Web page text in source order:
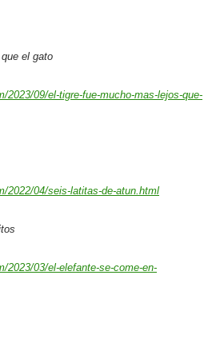
el gato
2023/09/el-tigre-fue-mucho-mas-lejos-que-
2022/04/seis-latitas-de-atun.html
2023/03/el-elefante-se-come-en-